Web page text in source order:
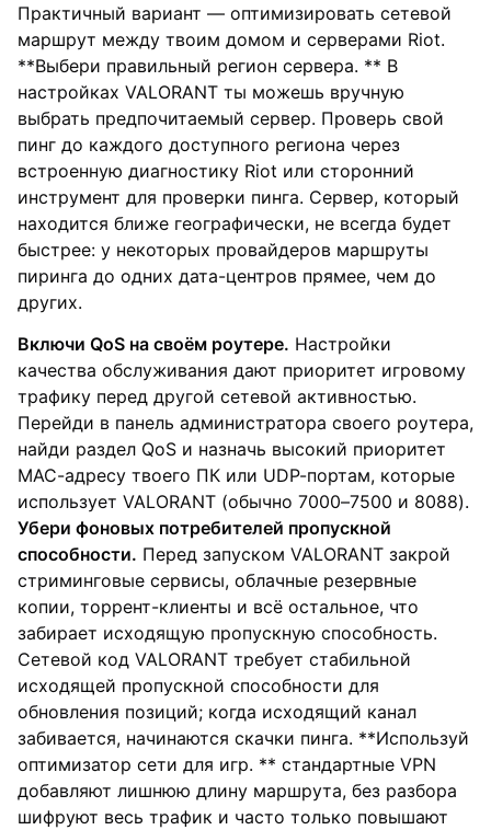
Практичный вариант — оптимизировать сетевой
маршрут между твоим домом и серверами Riot.
**Выбери правильный регион сервера. ** В
настройках VALORANT ты можешь вручную
выбрать предпочитаемый сервер. Проверь свой
пинг до каждого доступного региона через
встроенную диагностику Riot или сторонний
инструмент для проверки пинга. Сервер, который
находится ближе географически, не всегда будет
быстрее: у некоторых провайдеров маршруты
пиринга до одних дата-центров прямее, чем до
других.
Включи QoS на своём роутере. Настройки
качества обслуживания дают приоритет игровому
трафику перед другой сетевой активностью.
Перейди в панель администратора своего роутера,
найди раздел QoS и назначь высокий приоритет
MAC-адресу твоего ПК или UDP-портам, которые
использует VALORANT (обычно 7000–7500 и 8088).
Убери фоновых потребителей пропускной
способности. Перед запуском VALORANT закрой
стриминговые сервисы, облачные резервные
копии, торрент-клиенты и всё остальное, что
забирает исходящую пропускную способность.
Сетевой код VALORANT требует стабильной
исходящей пропускной способности для
обновления позиций; когда исходящий канал
забивается, начинаются скачки пинга. **Используй
оптимизатор сети для игр. ** стандартные VPN
добавляют лишнюю длину маршрута, без разбора
шифруют весь трафик и часто только повышают